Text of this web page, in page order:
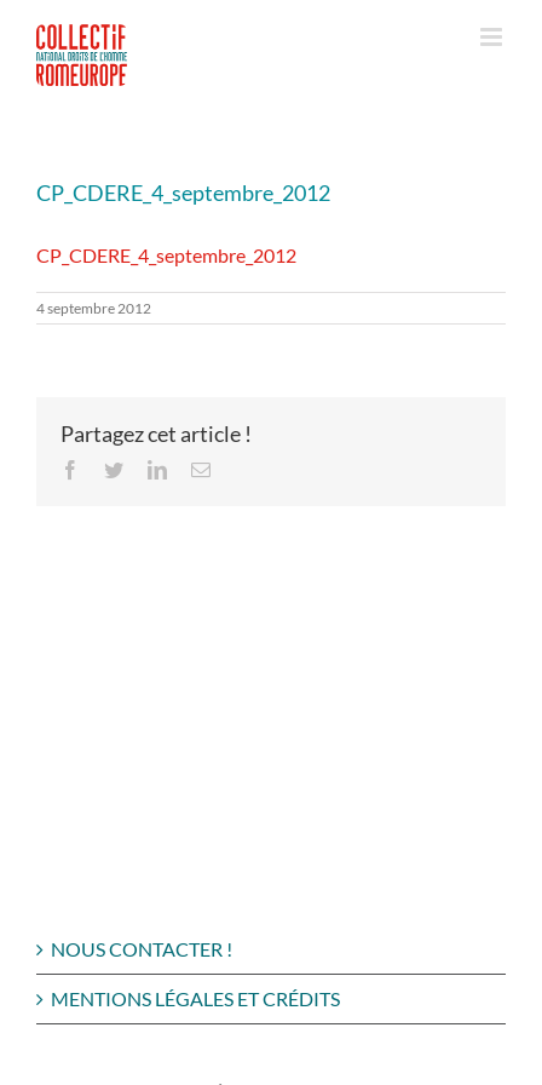
contenu
CP_CDERE_4_septembre_2012
CP_CDERE_4_septembre_2012
4 septembre 2012
Partagez cet article !
Facebook
TwitterLinkedInEmail
NOUS CONTACTER !
MENTIONS LÉGALES ET CRÉDITS